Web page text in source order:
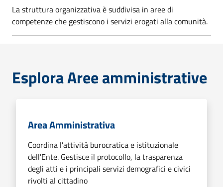
La struttura organizzativa è suddivisa in aree di
competenze che gestiscono i servizi erogati alla comunità.
Esplora Aree amministrative
Area Amministrativa
Coordina l'attività burocratica e istituzionale
dell'Ente. Gestisce il protocollo, la trasparenza
degli atti e i principali servizi demografici e civici
rivolti al cittadino